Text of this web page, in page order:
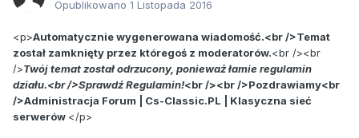
Opublikowano 1 Listopada 2016
<p>Automatycznie wygenerowana wiadomość.<br />Temat
został zamknięty przez któregoś z moderatorów.<br /><br
/>Twój temat został odrzucony, ponieważ łamie regulamin
działu.<br />Sprawdź Regulamin!<br /><br />Pozdrawiamy<br
/>Administracja Forum | Cs-Classic.PL | Klasyczna sieć
serwerów </p>